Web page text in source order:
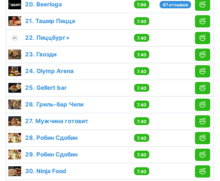
20. Beerloga 7.96 47 отзывов
21. Ташир Пицца 7.40
22. Пиццбург+ 7.40
23. Гвозди 7.40
24. Olymp Arena 7.40
25. Gellert bar 7.40
26. Гриль-бар Чили 7.40
27. Мужчина готовит 7.40
28. Робин Сдобин 7.40
29. Робин Сдобин 7.40
30. Ninja Food 7.40